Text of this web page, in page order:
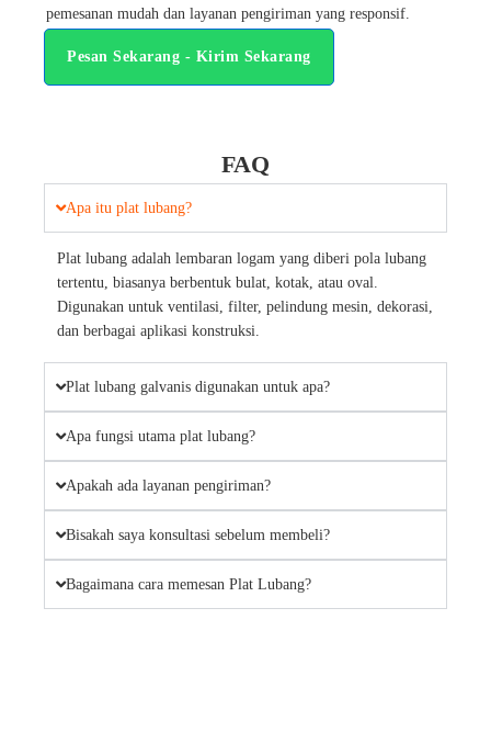
pemesanan mudah dan layanan pengiriman yang responsif.
Pesan Sekarang - Kirim Sekarang
FAQ
Apa itu plat lubang?
Plat lubang adalah lembaran logam yang diberi pola lubang
tertentu, biasanya berbentuk bulat, kotak, atau oval.
Digunakan untuk ventilasi, filter, pelindung mesin, dekorasi,
dan berbagai aplikasi konstruksi.
Plat lubang galvanis digunakan untuk apa?
Apa fungsi utama plat lubang?
Apakah ada layanan pengiriman?
Bisakah saya konsultasi sebelum membeli?
Bagaimana cara memesan Plat Lubang?